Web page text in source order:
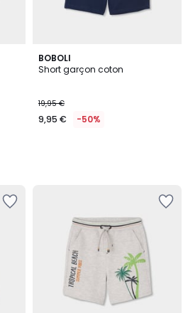
BOBOLI
Short garçon coton
19,95 €
9,95 € -50%